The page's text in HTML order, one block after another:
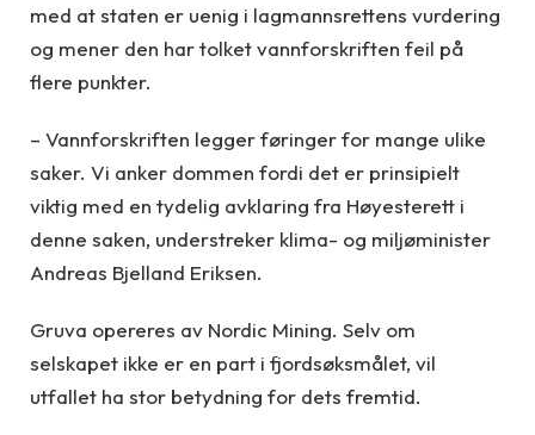
med at staten er uenig i lagmannsrettens vurdering
og mener den har tolket vannforskriften feil på
flere punkter.
– Vannforskriften legger føringer for mange ulike
saker. Vi anker dommen fordi det er prinsipielt
viktig med en tydelig avklaring fra Høyesterett i
denne saken, understreker klima- og miljøminister
Andreas Bjelland Eriksen.
Gruva opereres av Nordic Mining. Selv om
selskapet ikke er en part i fjordsøksmålet, vil
utfallet ha stor betydning for dets fremtid.